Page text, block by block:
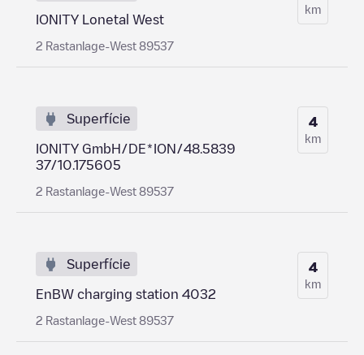
IONITY Lonetal West
2 Rastanlage-West 89537
km
Superfície
IONITY GmbH/DE*ION/48.5839
37/10.175605
2 Rastanlage-West 89537
4
km
Superfície
EnBW charging station 4032
2 Rastanlage-West 89537
4
km